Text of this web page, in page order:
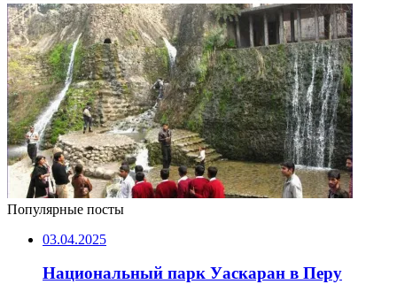
Популярные посты
03.04.2025
Национальный парк Уаскаран в Перу